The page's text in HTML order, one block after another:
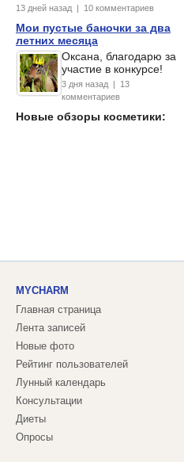
13 дней назад | 10 комментариев
Мои пустые баночки за два
летних месяца
Оксана, благодарю за
участие в конкурсе!
3 дня назад | 13
комментариев
Новые обзоры косметики:
MYCHARM
Главная страница
Лента записей
Новые фото
Рейтинг пользователей
Лунный календарь
Консультации
Диеты
Опросы